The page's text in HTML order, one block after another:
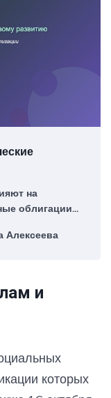
на
облигации
Алексеева
и
которых